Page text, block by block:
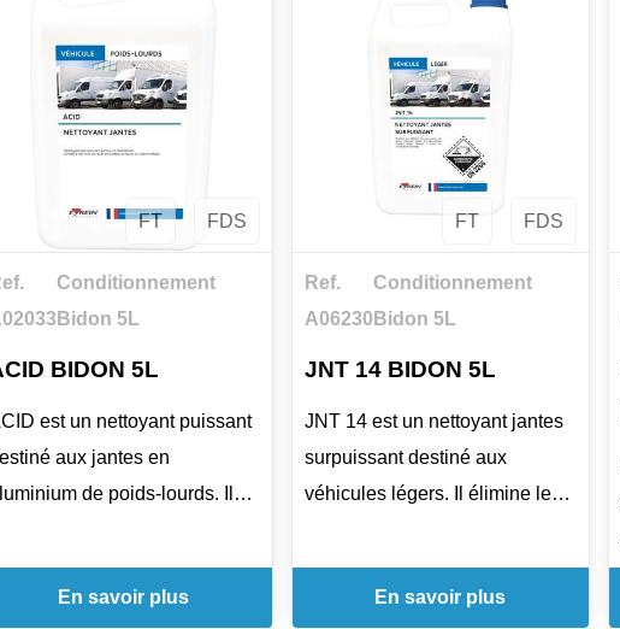
la méthode retenue, il se
à 10 % par pulvérisation
de 2 à 3 % en application
avec rinçage abondant
les supports traités. Il est
particulièrement adapté aux
pare-chocs ABS, plastiques
extérieurs et pneumatiques,
selon la surface.
FT FDS
Conditionnement
Bidon 5L
BIDON 5L
est un nettoyant puissant
aux jantes en
de poids-lourds. Il
incrustées et laisse un
brillant après rinçage. Le
En savoir plus
FT FDS
Ref.
A06230
Conditionnement
Bidon 5L
JNT 14 BIDON 5L
JNT 14 est un nettoyant jantes
surpuissant destiné aux
véhicules légers. Il élimine les
huiles sur les jantes en alliage
léger, puis aide à remettre à
En savoir plus